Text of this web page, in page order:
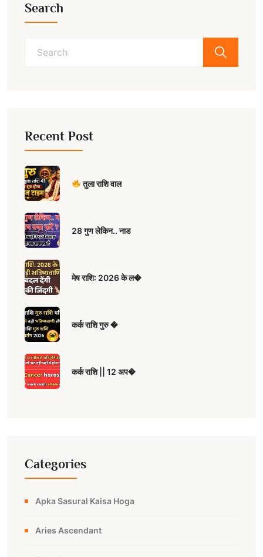
Search
Recent Post
तुला राशि वाल
28 गुण लेकिन.. नाड
मेष राशि: 2026 के ल�
कर्क राशि गुरु �
कर्क राशि || 12 अप�
Categories
Apka Sasural Kaisa Hoga
Aries Ascendant